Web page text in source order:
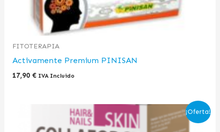
FITOTERAPIA
Activamente Premium PINISAN
17,90 € IVA Incluido
¡Oferta!
original
precio
actual